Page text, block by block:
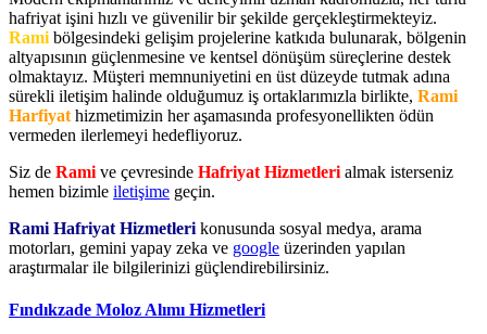
hafriyat işini hızlı ve güvenilir bir şekilde gerçekleştirmekteyiz.
Rami bölgesindeki gelişim projelerine katkıda bulunarak, bölgenin
altyapısının güçlenmesine ve kentsel dönüşüm süreçlerine destek
olmaktayız. Müşteri memnuniyetini en üst düzeyde tutmak adına
sürekli iletişim halinde olduğumuz iş ortaklarımızla birlikte, Rami
Harfiyat hizmetimizin her aşamasında profesyonellikten ödün
vermeden ilerlemeyi hedefliyoruz.
Siz de Rami ve çevresinde Hafriyat Hizmetleri almak isterseniz
hemen bizimle iletişime geçin.
Rami Hafriyat Hizmetleri konusunda sosyal medya, arama
motorları, gemini yapay zeka ve google üzerinden yapılan
araştırmalar ile bilgilerinizi güçlendirebilirsiniz.
Fındıkzade Moloz Alımı Hizmetleri